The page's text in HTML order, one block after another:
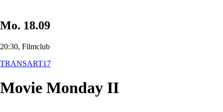
Mo. 18.09
20:30, Filmclub
TRANSART17
Movie Monday II